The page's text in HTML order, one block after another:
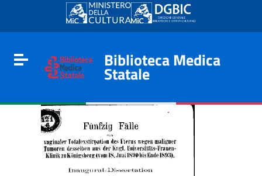
Go to content
Go to the navigation menu
Go to the footer
Toggle navigation
Biblioteca Medica
Statale